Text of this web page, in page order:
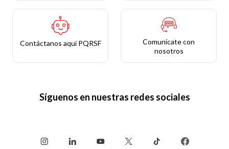
Contáctanos aquí PQRSF
Comunícate con
nosotros
Síguenos en nuestras redes sociales